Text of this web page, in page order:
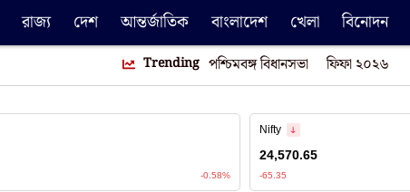
রাজ্য দেশ আন্তর্জাতিক বাংলাদেশ খেলা বিনোদন
Trending পশ্চিমবঙ্গ বিধানসভা ফিফা ২০২৬